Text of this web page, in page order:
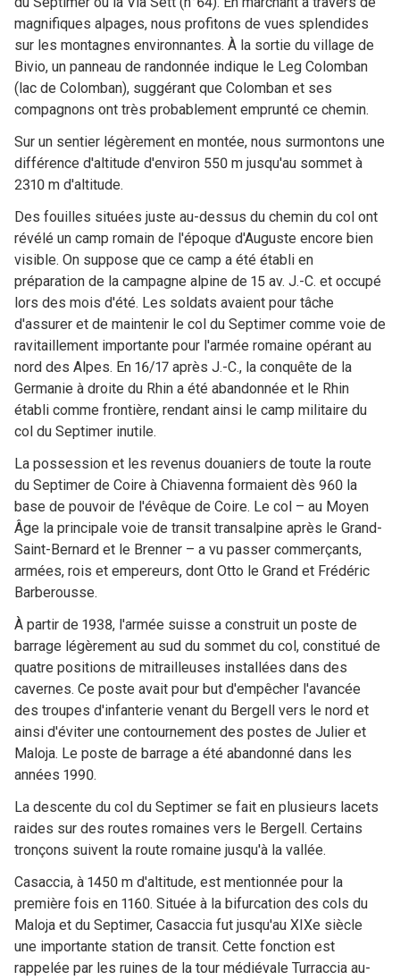
magnifiques alpages, nous profitons de vues splendides
sur les montagnes environnantes. À la sortie du village de
Bivio, un panneau de randonnée indique le Leg Colomban
(lac de Colomban), suggérant que Colomban et ses
compagnons ont très probablement emprunté ce chemin.
Sur un sentier légèrement en montée, nous surmontons une
différence d'altitude d'environ 550 m jusqu'au sommet à
2310 m d'altitude.
Des fouilles situées juste au-dessus du chemin du col ont
révélé un camp romain de l'époque d'Auguste encore bien
visible. On suppose que ce camp a été établi en
préparation de la campagne alpine de 15 av. J.-C. et occupé
lors des mois d'été. Les soldats avaient pour tâche
d'assurer et de maintenir le col du Septimer comme voie de
ravitaillement importante pour l'armée romaine opérant au
nord des Alpes. En 16/17 après J.-C., la conquête de la
Germanie à droite du Rhin a été abandonnée et le Rhin
établi comme frontière, rendant ainsi le camp militaire du
col du Septimer inutile.
La possession et les revenus douaniers de toute la route
du Septimer de Coire à Chiavenna formaient dès 960 la
base de pouvoir de l'évêque de Coire. Le col – au Moyen
Âge la principale voie de transit transalpine après le Grand-
Saint-Bernard et le Brenner – a vu passer commerçants,
armées, rois et empereurs, dont Otto le Grand et Frédéric
Barberousse.
À partir de 1938, l'armée suisse a construit un poste de
barrage légèrement au sud du sommet du col, constitué de
quatre positions de mitrailleuses installées dans des
cavernes. Ce poste avait pour but d'empêcher l'avancée
des troupes d'infanterie venant du Bergell vers le nord et
ainsi d'éviter une contournement des postes de Julier et
Maloja. Le poste de barrage a été abandonné dans les
années 1990.
La descente du col du Septimer se fait en plusieurs lacets
raides sur des routes romaines vers le Bergell. Certains
tronçons suivent la route romaine jusqu'à la vallée.
Casaccia, à 1450 m d'altitude, est mentionnée pour la
première fois en 1160. Située à la bifurcation des cols du
Maloja et du Septimer, Casaccia fut jusqu'au XIXe siècle
une importante station de transit. Cette fonction est
rappelée par les ruines de la tour médiévale Turraccia au-